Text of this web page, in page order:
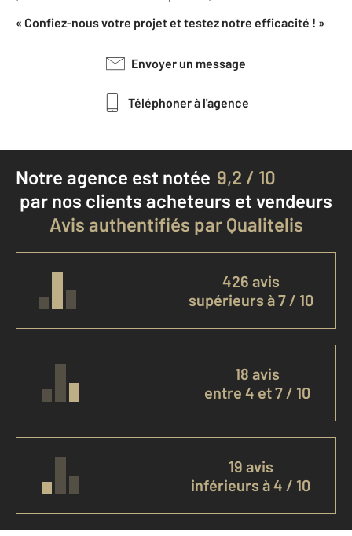
« Confiez-nous votre projet et testez notre efficacité ! »
Envoyer un message
Téléphoner à l'agence
Notre agence est notée 9,2 / 10
par nos clients acheteurs et vendeurs
Avis authentifiés par Qualitelis
426 avis
supérieurs à 7 / 10
18 avis
entre 4 et 7 / 10
19 avis
inférieurs à 4 / 10